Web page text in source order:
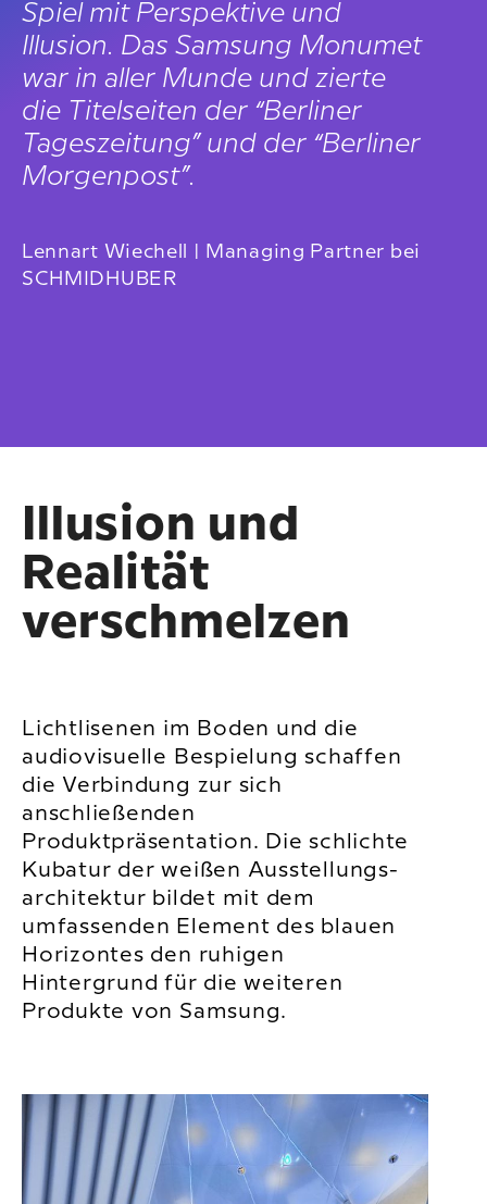
Spiel mit Perspektive und
Illusion. Das Samsung Monumet
war in aller Munde und zierte
die Titelseiten der “Berliner
Tageszeitung” und der “Berliner
Morgenpost”.
Lennart Wiechell | Managing Partner bei
SCHMIDHUBER
Illusion und
Realität
verschmelzen
Lichtlisenen im Boden und die
audiovisuelle Bespielung schaffen
die Verbindung zur sich
anschließenden
Produktpräsentation. Die schlichte
Kubatur der weißen Ausstellungs­
architektur bildet mit dem
umfassenden Element des blauen
Horizontes den ruhigen
Hintergrund für die weiteren
Produkte von Samsung.